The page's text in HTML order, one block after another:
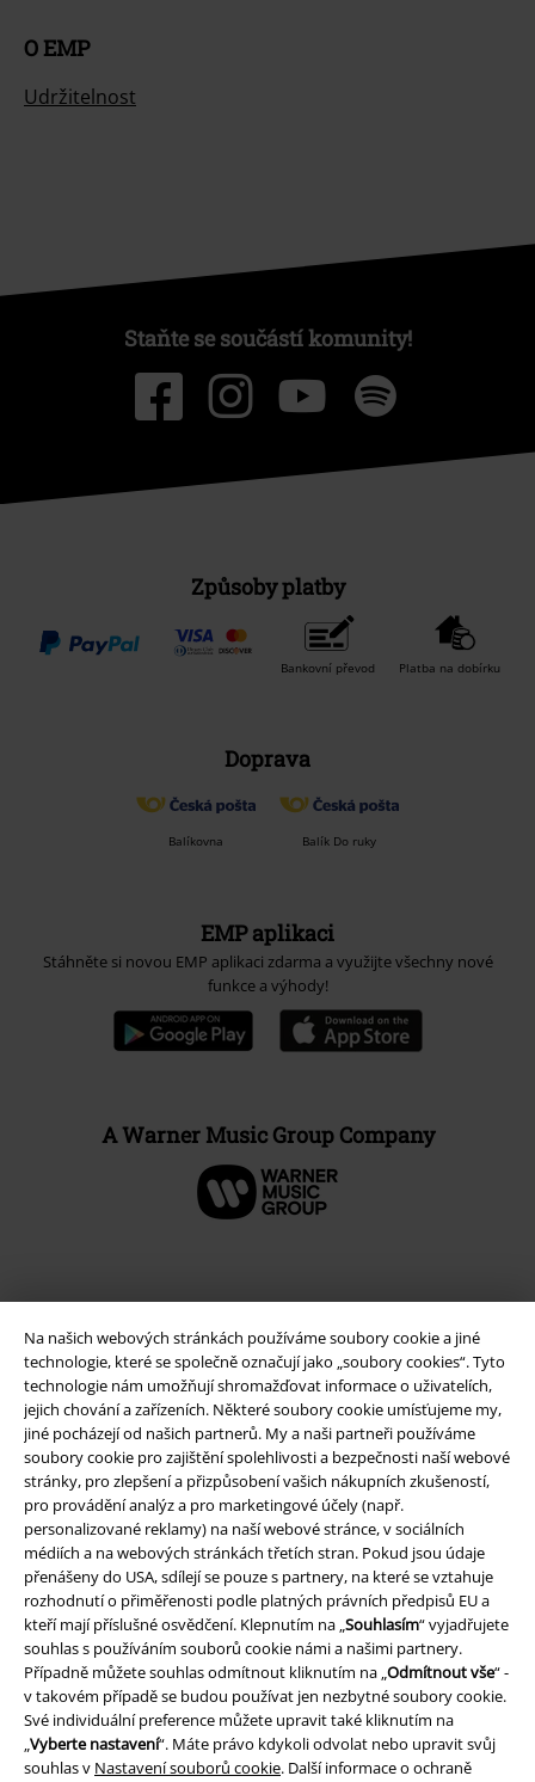
Na našich webových stránkách používáme soubory cookie a jiné
technologie, které se společně označují jako „soubory cookies“. Tyto
technologie nám umožňují shromažďovat informace o uživatelích,
jejich chování a zařízeních. Některé soubory cookie umísťujeme my,
jiné pocházejí od našich partnerů. My a naši partneři používáme
soubory cookie pro zajištění spolehlivosti a bezpečnosti naší webové
stránky, pro zlepšení a přizpůsobení vašich nákupních zkušeností,
pro provádění analýz a pro marketingové účely (např.
personalizované reklamy) na naší webové stránce, v sociálních
médiích a na webových stránkách třetích stran. Pokud jsou údaje
přenášeny do USA, sdílejí se pouze s partnery, na které se vztahuje
rozhodnutí o přiměřenosti podle platných právních předpisů EU a
kteří mají příslušné osvědčení. Klepnutím na „ Souhlasím“ vyjadřujete
souhlas s používáním souborů cookie námi a našimi partnery.
Případně můžete souhlas odmítnout kliknutím na „ Odmítnout vše“ -
v takovém případě se budou používat jen nezbytné soubory cookie.
Své individuální preference můžete upravit také kliknutím na
Vyberte nastavení“. Máte právo kdykoli odvolat nebo upravit svůj
souhlas v Nastavení souborů cookie. Další informace o ochraně
O EMP
Udržitelnost
Staňte se součástí komunity!
Způsoby platby
Bankovní převod Platba na dobírku
Doprava
Balíkovna Balík Do ruky
EMP aplikaci
Stáhněte si novou EMP aplikaci zdarma a využijte všechny nové
funkce a výhody!
A Warner Music Group Company
Právní informace
Podmínky
Prohlášení
Ochrana osobních údajů
Likvidace odpadu a ochrana životního prostředí
Prohlášení o shodě